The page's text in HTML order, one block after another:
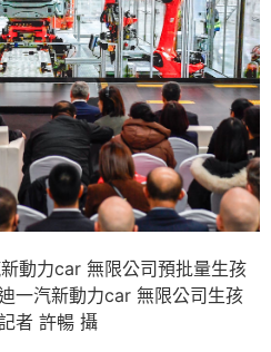
動力car 無限公司預批量生孩
一汽新動力car 無限公司生孩
者 許暢 攝